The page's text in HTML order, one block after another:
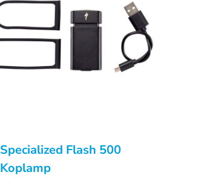
Specialized Flash 500
Koplamp